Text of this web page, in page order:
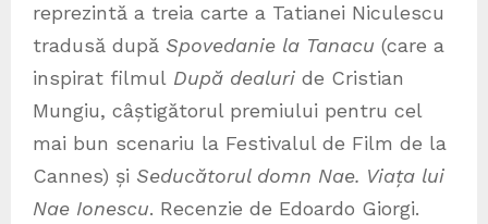
reprezintă a treia carte a Tatianei Niculescu
tradusă după Spovedanie la Tanacu (care a
inspirat filmul După dealuri de Cristian
Mungiu, câștigătorul premiului pentru cel
mai bun scenariu la Festivalul de Film de la
Cannes) și Seducătorul domn Nae. Viața lui
Nae Ionescu. Recenzie de Edoardo Giorgi.